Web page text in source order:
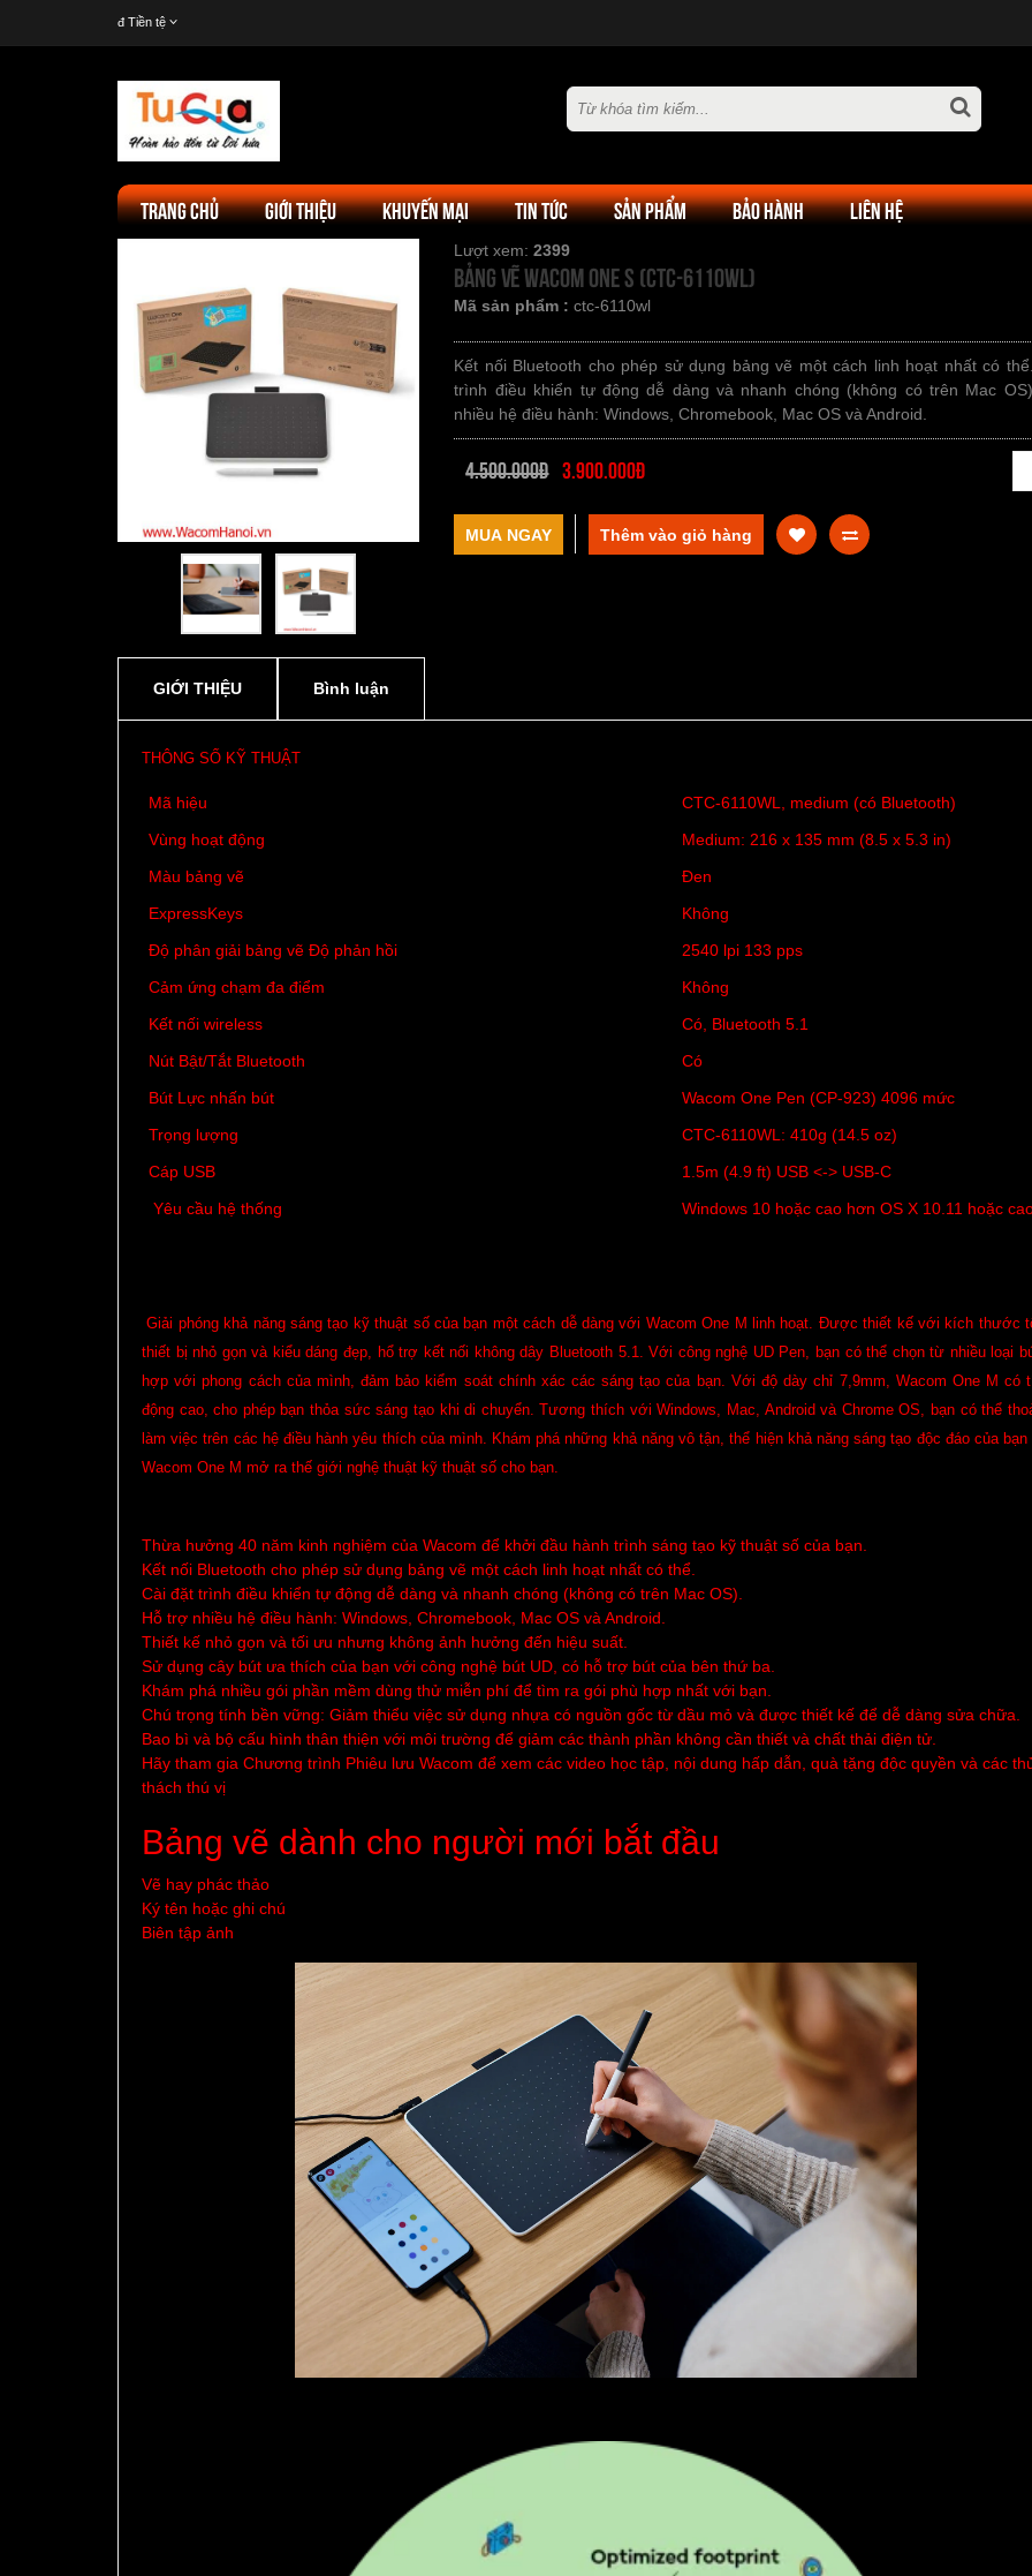
đ Tiền tệ
TRANG CHỦ GIỚI THIỆU KHUYẾN MẠI TIN TỨC SẢN PHẨM BẢO HÀNH LIÊN HỆ
Lượt xem:2399
Bảng vẽ Wacom One S (CTC-6110WL)
Mã sản phẩm : ctc-6110wl
Kết nối Bluetooth cho phép sử dụng bảng vẽ một cách linh hoạt nhất có
trình điều khiển tự động dễ dàng và nhanh chóng (không có trên Mac
nhiều hệ điều hành: Windows, Chromebook, Mac OS và Android.
4.500.000đ 3.900.000đ
MUA NGAY
GIỚI THIỆU Bình luận
THÔNG SỐ KỸ THUẬT
Mã hiệu
CTC-6110WL, medium (có Bluetooth)
Vùng hoạt động
Medium: 216 x 135 mm (8.5 x 5.3 in)
Màu bảng vẽ
Đen
ExpressKeys
Không
Độ phân giải bảng vẽ Độ phản hồi
2540 lpi 133 pps
Cảm ứng chạm đa điểm
Không
Kết nối wireless
Có, Bluetooth 5.1
Nút Bật/Tắt Bluetooth
Có
Bút Lực nhấn bút
Wacom One Pen (CP-923) 4096 mức
Trọng lượng
CTC-6110WL: 410g (14.5 oz)
Cáp USB
1.5m (4.9 ft) USB <-> USB-C
Yêu cầu hệ thống
Windows 10 hoặc cao hơn OS X 10.11 hoặc
Giải phóng khả năng sáng tạo kỹ thuật số của bạn một cách dễ dàng với Wacom One M linh hoạt. Được thiết kế với kích thước
thiết bị nhỏ gọn và kiểu dáng đẹp, hổ trợ kết nối không dây Bluetooth 5.1. Với công nghệ UD Pen, bạn có thể chọn từ nhiều loại
hợp với phong cách của mình, đảm bảo kiểm soát chính xác các sáng tạo của bạn. Với độ dày chỉ 7,9mm, Wacom One M có
động cao, cho phép bạn thỏa sức sáng tạo khi di chuyển. Tương thích với Windows, Mac, Android và Chrome OS, bạn có thể
làm việc trên các hệ điều hành yêu thích của mình. Khám phá những khả năng vô tận, thể hiện khả năng sáng tạo độc đáo của bạn
Wacom One M mở ​​ra thế giới nghệ thuật kỹ thuật số cho bạn.
Thừa hưởng 40 năm kinh nghiệm của Wacom để khởi đầu hành trình sáng tạo kỹ thuật số của bạn.
Kết nối Bluetooth cho phép sử dụng bảng vẽ một cách linh hoạt nhất có thể.
Cài đặt trình điều khiển tự động dễ dàng và nhanh chóng (không có trên Mac OS).
Hỗ trợ nhiều hệ điều hành: Windows, Chromebook, Mac OS và Android.
Thiết kế nhỏ gọn và tối ưu nhưng không ảnh hưởng đến hiệu suất.
Sử dụng cây bút ưa thích của bạn với công nghệ bút UD, có hỗ trợ bút của bên thứ ba.
Khám phá nhiều gói phần mềm dùng thử miễn phí để tìm ra gói phù hợp nhất với bạn.
Chú trọng tính bền vững: Giảm thiểu việc sử dụng nhựa có nguồn gốc từ dầu mỏ và được thiết kế để dễ dàng sửa chữa.
Bao bì và bộ cấu hình thân thiện với môi trường để giảm các thành phần không cần thiết và chất thải điện tử.
Hãy tham gia Chương trình Phiêu lưu Wacom để xem các video học tập, nội dung hấp dẫn, quà tặng độc quyền và các
thách thú vị
Bảng vẽ dành cho người mới bắt đầu
Vẽ hay phác thảo
Ký tên hoặc ghi chú
Biên tập ảnh